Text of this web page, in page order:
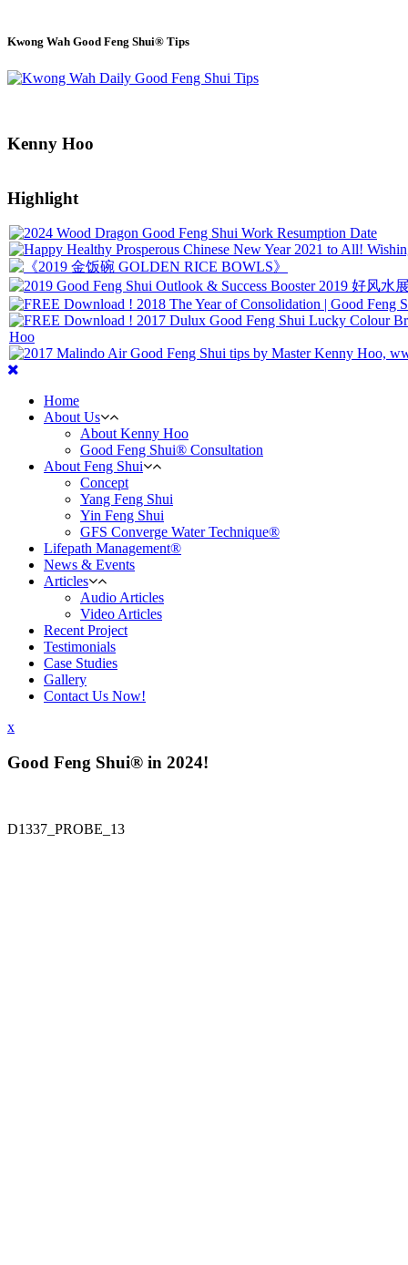
Kwong Wah Good Feng Shui® Tips
Kenny Hoo
Highlight
Home
About Us
About Kenny Hoo
Good Feng Shui® Consultation
About Feng Shui
Concept
Yang Feng Shui
Yin Feng Shui
GFS Converge Water Technique®
Lifepath Management®
News & Events
Articles
Audio Articles
Video Articles
Recent Project
Testimonials
Case Studies
Gallery
Contact Us Now!
x
Good Feng Shui® in 2024!